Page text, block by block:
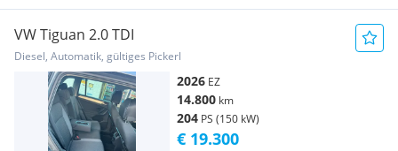
VW Tiguan 2.0 TDI
Diesel, Automatik, gültiges Pickerl
2026 EZ
14.800 km
204 PS (150 kW)
€ 19.300